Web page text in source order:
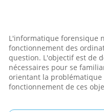
L'informatique forensique
fonctionnement des
question. L'objectif est de
nécessaires pour se
orientant la problématique
fonctionnement de ces